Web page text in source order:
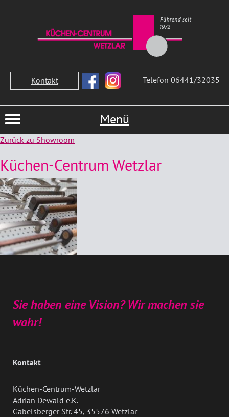
Kontakt Telefon 06441/32035
Menü
Zurück zu Showroom
Küchen-Centrum Wetzlar
Sie haben eine Vision? Wir machen sie
wahr!
Kontakt
Küchen-Centrum-Wetzlar
Adrian Dewald e.K.
Gabelsberger Str. 45, 35576 Wetzlar